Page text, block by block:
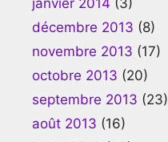
décembre 2013 (8)
novembre 2013 (17)
octobre 2013 (20)
septembre 2013 (23)
août 2013 (16)